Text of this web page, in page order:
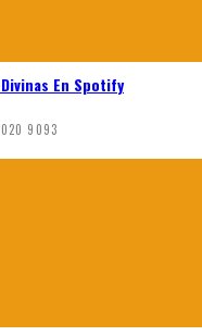
En Spotify
9093